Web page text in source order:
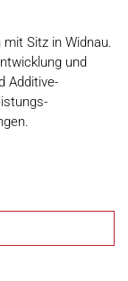
Sitz in Widnau.
und
Additive-